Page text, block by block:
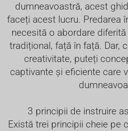
dumneavoastră, acest
faceți acest lucru. Predarea
necesită o abordare
tradițional, față în față. Dar,
creativitate, puteți
captivante și eficiente care
3 principii de instruire
Există trei principii cheie pe